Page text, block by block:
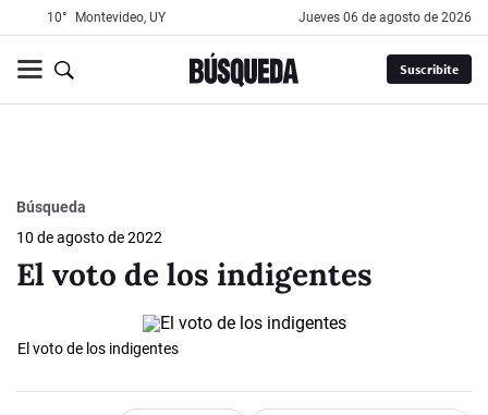
10° Montevideo, UY jueves 06 de agosto de 2026
Suscribite
Búsqueda
10 de agosto de 2022
El voto de los indigentes
El voto de los indigentes